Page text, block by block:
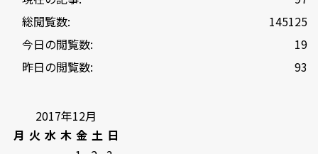
145125
総閲覧数:
19
今日の閲覧数:
93
昨日の閲覧数:
2017年12月
月 火 水 木 金 土 日